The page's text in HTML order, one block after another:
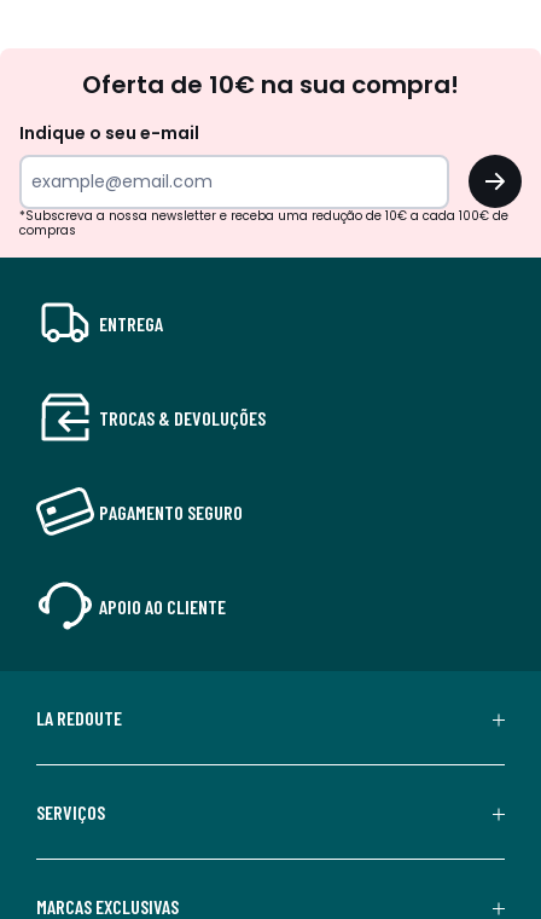
Oferta de 10€ na sua compra!
Indique o seu e-mail
OK
*Subscreva a nossa newsletter e receba uma redução de 10€ a cada 100€ de
compras
ENTREGA
TROCAS & DEVOLUÇÕES
PAGAMENTO SEGURO
APOIO AO CLIENTE
LA REDOUTE
SERVIÇOS
MARCAS EXCLUSIVAS